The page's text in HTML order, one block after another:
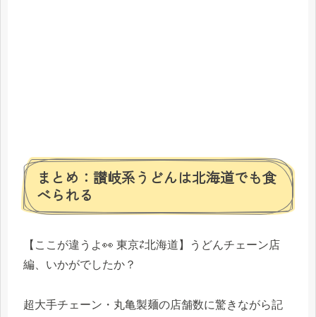
まとめ：讃岐系うどんは北海道でも食
べられる
【ここが違うよ👀 東京⇄北海道】うどんチェーン店
編、いかがでしたか？
超大手チェーン・丸亀製麺の店舗数に驚きながら記